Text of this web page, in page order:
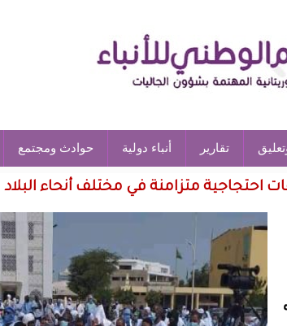
تقارير أنباء دولية حوادث ومجتمع
احتجاجية متزامنة في مختلف أنحاء البلاد